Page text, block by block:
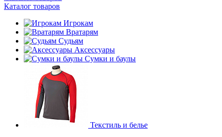
Каталог товаров
Игрокам
Вратарям
Судьям
Аксессуары
Сумки и баулы
Текстиль и белье